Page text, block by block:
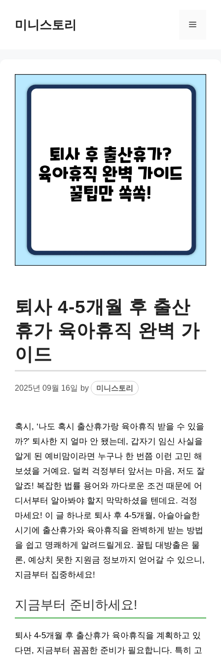
content미니스토리 Menu
퇴사 4-5개월 후 출산
휴가 육아휴직 완벽 가
이드
2025년 09월 16일 by 미니스토리
혹시, ‘나도 혹시 출산휴가랑 육아휴직 받을 수 있을
까?’ 퇴사한 지 얼마 안 됐는데, 갑자기 임신 사실을
알게 된 예비맘이라면 누구나 한 번쯤 이런 고민 해
보셨을 거예요. 덜컥 걱정부터 앞서는 마음, 저도 잘
알죠! 복잡한 법률 용어와 까다로운 조건 때문에 어
디서부터 알아봐야 할지 막막하셨을 텐데요. 걱정
마세요! 이 글 하나로 퇴사 후 4-5개월, 아슬아슬한
시기에 출산휴가와 육아휴직을 완벽하게 받는 방법
을 쉽고 명쾌하게 알려드릴게요. 꿀팁 대방출은 물
론, 예상치 못한 지원금 정보까지 얻어갈 수 있으니,
지금부터 집중하세요!
지금부터 준비하세요!
퇴사 4-5개월 후 출산휴가 육아휴직을 계획하고 있
다면, 지금부터 꼼꼼한 준비가 필요합니다. 특히 고